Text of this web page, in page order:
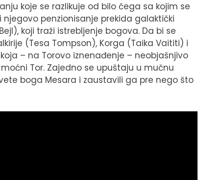
koje se razlikuje od bilo čega sa kojim se
penzionisanje prekida galaktički
koji traži istrebljenje bogova. Da bi se
(Tesa Tompson), Korga (Taika Vaititi) i
– na Torovo iznenađenje – neobjašnjivo
Tor. Zajedno se upuštaju u mučnu
boga Mesara i zaustavili ga pre nego što